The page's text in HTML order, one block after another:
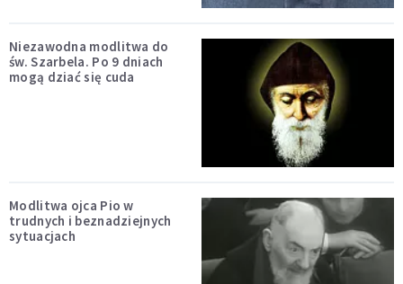
Niezawodna modlitwa do
św. Szarbela. Po 9 dniach
mogą dziać się cuda
Modlitwa ojca Pio w
trudnych i beznadziejnych
sytuacjach